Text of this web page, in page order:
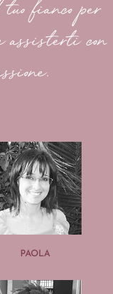
fianco per
con
PAOLA